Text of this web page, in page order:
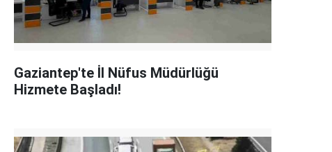
Gaziantep'te İl Nüfus Müdürlüğü
Hizmete Başladı!